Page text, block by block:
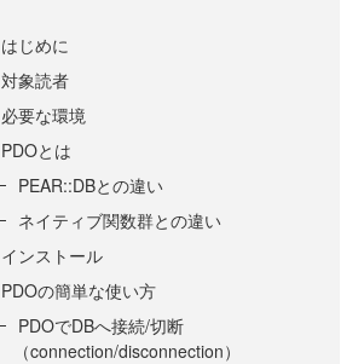
はじめに
対象読者
必要な環境
PDOとは
PEAR::DBとの違い
ネイティブ関数群との違い
インストール
PDOの簡単な使い方
PDOでDBへ接続/切断
（connection/disconnection）